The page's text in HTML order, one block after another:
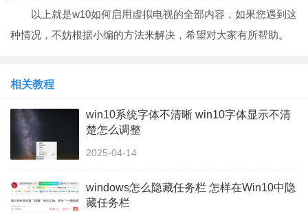
以上就是w10如何启用虚拟电视的全部内容，如果您遇到这
种情况，不妨根据小编的方法来解决，希望对大家有所帮助。
相关教程
win10系统字体不清晰 win10字体显示不清
楚怎么调整
2025-04-14
windows怎么隐藏任务栏 怎样在Win10中隐
藏任务栏